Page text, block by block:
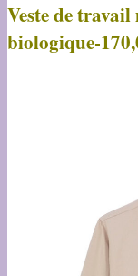
Veste de
biologique-